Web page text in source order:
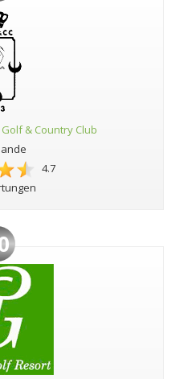
& Country Club
4.7